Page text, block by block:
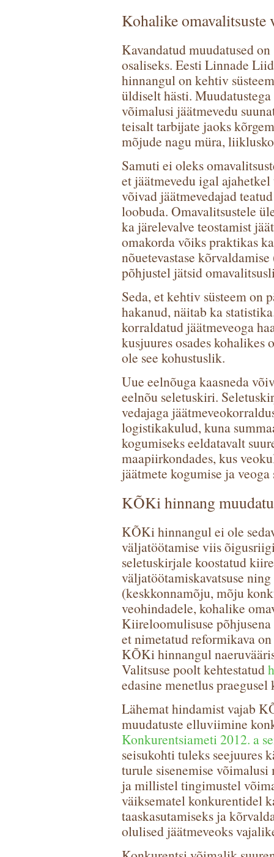
Kohalike omavalitsuste
Kavandatud muudatused
osaliseks. Eesti Linnade
hinnangul on kehtiv
üldiselt hästi.
võimalusi jäätmevedu
teisalt tarbijate jaoks
mõjude nagu müra,
Samuti ei oleks
et jäätmevedu igal
võivad jäätmevedajad
loobuda. Omavalitsustele
ka järelevalve teostamist
omakorda võiks praktikas
nõuetevastase
põhjustel jätsid
Seda, et kehtiv süsteem on
hakanud, näitab ka
korraldatud jäätmeveoga
kusjuures osades kohalikes
ole see kohustuslik.
Uue eelnõuga kaasneda
eelnõu seletuskiri.
vedajaga
logistikakulud, kuna
kogumiseks eeldatavalt
maapiirkondades, kus
jäätmete kogumise ja
KÕKi hinnang
KÕKi hinnangul ei ole
väljatöötamise viis
seletuskirjale koostatud
väljatöötamiskavatsuse
(keskkonnamõju, mõju
veohindadele, kohalike
Kiireloomulisuse
et nimetatud reformikava
KÕKi hinnangul
Valitsuse poolt kehtestatud
edasine menetlus
Lähemat hindamist vajab
muudatuste elluviimine
Konkurentsiameti 2012. a
seisukohti tuleks seejuures
turule sisenemise võimalusi
ja millistel tingimustel
väiksematel konkurentidel
taaskasutamiseks ja
olulised jäätmeveoks